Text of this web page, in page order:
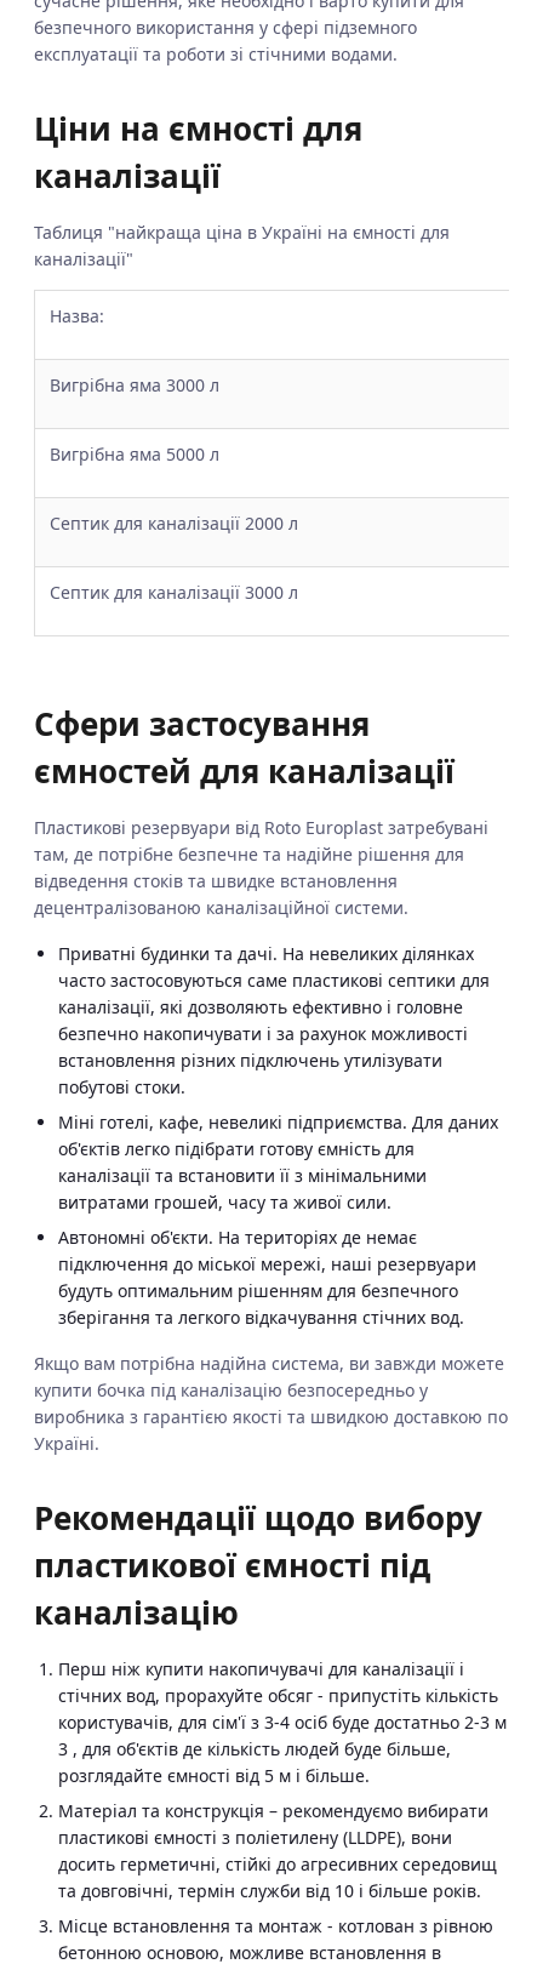
безпечного використання у сфері підземного
експлуатації та роботи зі стічними водами.
Ціни на ємності для
каналізації
Таблиця "найкраща ціна в Україні на ємності для
каналізації"
Назва:
Вигрібна яма 3000 л
Вигрібна яма 5000 л
Септик для каналізації 2000 л
Септик для каналізації 3000 л
Сфери застосування
ємностей для каналізації
Пластикові резервуари від Roto Europlast затребувані
там, де потрібне безпечне та надійне рішення для
відведення стоків та швидке встановлення
децентралізованою каналізаційної системи.
Приватні будинки та дачі. На невеликих ділянках
часто застосовуються саме пластикові септики для
каналізації, які дозволяють ефективно і головне
безпечно накопичувати і за рахунок можливості
встановлення різних підключень утилізувати
побутові стоки.
Міні готелі, кафе, невеликі підприємства. Для даних
об'єктів легко підібрати готову ємність для
каналізації та встановити її з мінімальними
витратами грошей, часу та живої сили.
Автономні об'єкти. На територіях де немає
підключення до міської мережі, наші резервуари
будуть оптимальним рішенням для безпечного
зберігання та легкого відкачування стічних вод.
Якщо вам потрібна надійна система, ви завжди можете
купити бочка під каналізацію безпосередньо у
виробника з гарантією якості та швидкою доставкою по
Україні.
Рекомендації щодо вибору
пластикової ємності під
каналізацію
Перш ніж купити накопичувачі для каналізації і
стічних вод, прорахуйте обсяг - припустіть кількість
користувачів, для сім'ї з 3-4 осіб буде достатньо 2-3 м
3 , для об'єктів де кількість людей буде більше,
розглядайте ємності від 5 м і більше.
Матеріал та конструкція – рекомендуємо вибирати
пластикові ємності з поліетилену (LLDPE), вони
досить герметичні, стійкі до агресивних середовищ
та довговічні, термін служби від 10 і більше років.
Місце встановлення та монтаж - котлован з рівною
бетонною основою, можливе встановлення в